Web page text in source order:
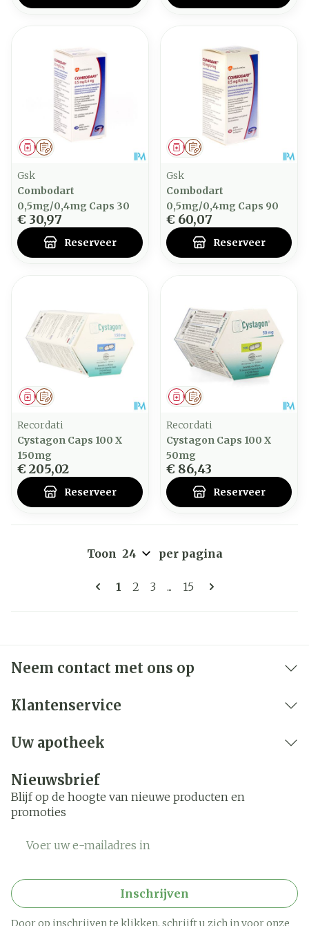
Op voorschrift
Geneesmiddel
Gsk
Combodart
0,5mg/0,4mg Caps 30
€ 30,97
Reserveer
Op voorschrift
Geneesmiddel
Gsk
Combodart
0,5mg/0,4mg Caps 90
€ 60,07
Reserveer
Op voorschrift
Geneesmiddel
Recordati
Cystagon Caps 100 X
150mg
€ 205,02
Reserveer
Op voorschrift
Geneesmiddel
Recordati
Cystagon Caps 100 X
50mg
€ 86,43
Reserveer
Pagina's
U lees momenteel pagina
1 Pagina
2 Pagina
3 ... Pagina
15
Toon per pagina
Neem contact met ons op
Klantenservice
Uw apotheek
Nieuwsbrief
Blijf op de hoogte van nieuwe producten en
promoties
Inschrijven
Door op inschrijven te klikken, schrijft u zich in voor onze